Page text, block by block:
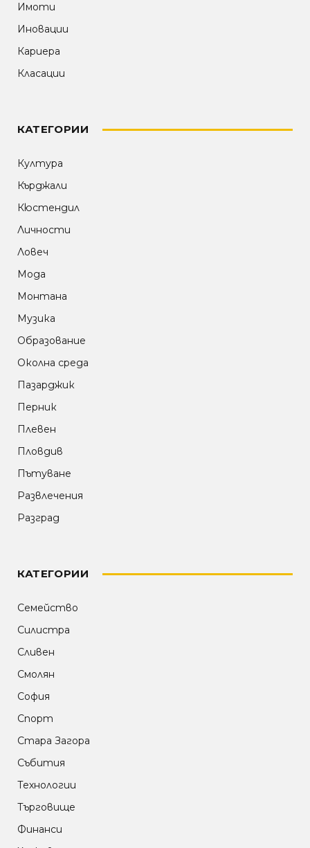
Имоти
Иновации
Кариера
Класации
КАТЕГОРИИ
Култура
Кърджали
Кюстендил
Личности
Ловеч
Мода
Монтана
Музика
Образование
Околна среда
Пазарджик
Перник
Плевен
Пловдив
Пътуване
Развлечения
Разград
КАТЕГОРИИ
Семейство
Силистра
Сливен
Смолян
София
Спорт
Стара Загора
Събития
Технологии
Търговище
Финанси